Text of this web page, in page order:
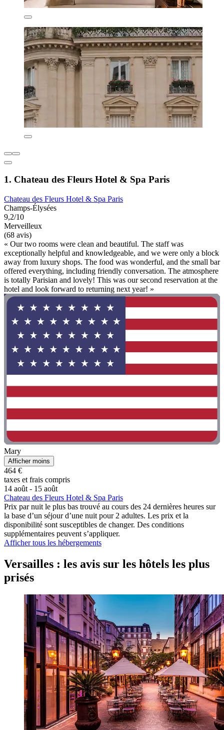
1. Chateau des Fleurs Hotel & Spa Paris
Chateau des Fleurs Hotel & Spa Paris
Champs-Élysées
9,2/10
Merveilleux
(68 avis)
« Our two rooms were clean and beautiful. The staff was
exceptionally helpful and knowledgeable, and we were only a block
away from luxury shops. The food was wonderful, and the small bar
offered everything, including friendly conversation. The atmosphere
is totally Parisian and lovely! This was our second reservation at the
hotel and look forward to returning next year! »
Mary
Afficher moins
464 €
taxes et frais compris
14 août - 15 août
Chateau des Fleurs Hotel & Spa Paris
Prix par nuit le plus bas trouvé au cours des 24 dernières heures sur
la base d’un séjour d’une nuit pour 2 adultes. Les prix et la
disponibilité sont susceptibles de changer. Des conditions
supplémentaires peuvent s’appliquer.
Afficher tous les hébergements
Versailles : les avis sur les hôtels les plus
prisés